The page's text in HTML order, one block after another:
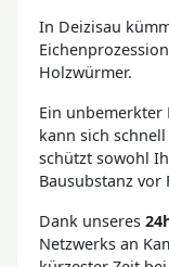
In Deizisau
Holzwürmer.
Ein unbemerkter
kann sich
schützt sowohl
Bausubstanz vor
Dank unseres
Netzwerks an